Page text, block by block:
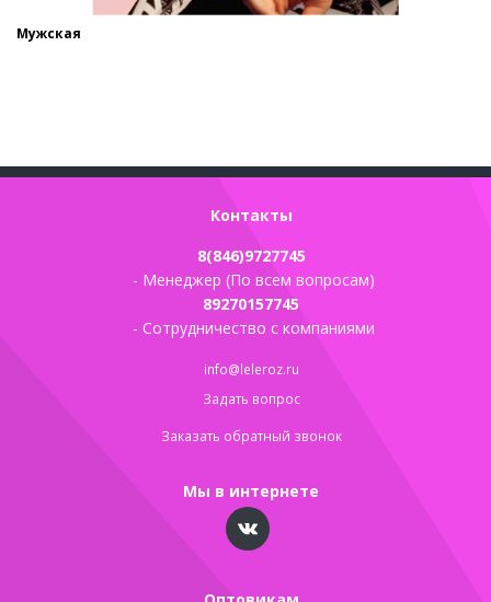
Мужская
Контакты
8(846)9727745
- Менеджер (По всем вопросам)
89270157745
- Сотрудничество с компаниями
info@leleroz.ru
Задать вопрос
Заказать обратный звонок
Мы в интернете